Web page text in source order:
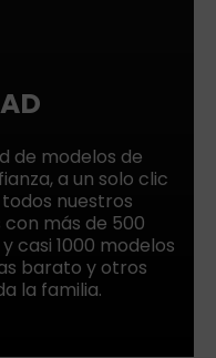
de modelos de
a un solo clic
nuestros
más de 500
casi 1000 modelos
barato y otros
la familia.